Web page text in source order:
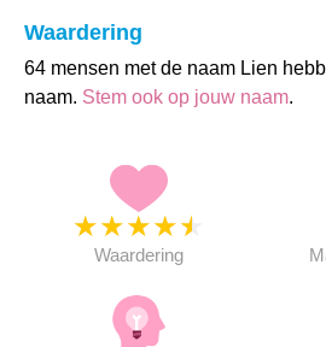
Waardering
64 mensen met de naam Lien
naam. Stem ook op jouw naam.
★★★★★
Waardering